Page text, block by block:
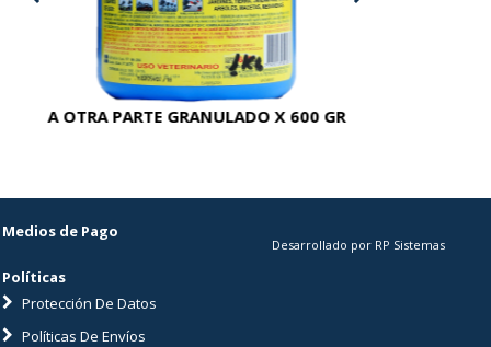
A OTRA PARTE GRANULADO X 600 GR
Medios de Pago
Políticas
Protección De Datos
Políticas De Envíos
Desarrollado por RP Sistemas